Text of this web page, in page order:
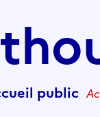
public